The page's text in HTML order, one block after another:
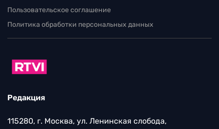
Пользовательское соглашение
Политика обработки персональных данных
Редакция
115280, г. Москва, ул. Ленинская слобода,